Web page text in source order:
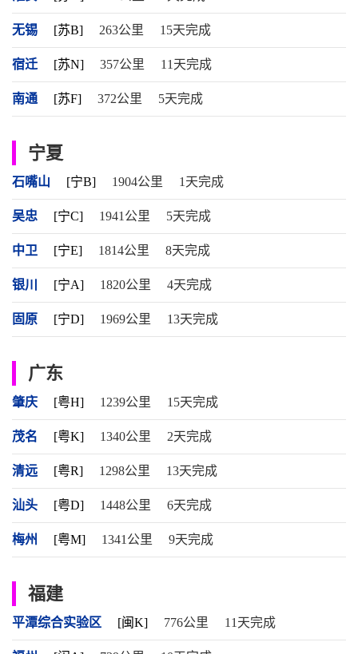
无锡 [苏B] 263公里 15天完成
宿迁 [苏N] 357公里 11天完成
南通 [苏F] 372公里 5天完成
宁夏
石嘴山 [宁B] 1904公里 1天完成
吴忠 [宁C] 1941公里 5天完成
中卫 [宁E] 1814公里 8天完成
银川 [宁A] 1820公里 4天完成
固原 [宁D] 1969公里 13天完成
广东
肇庆 [粤H] 1239公里 15天完成
茂名 [粤K] 1340公里 2天完成
清远 [粤R] 1298公里 13天完成
汕头 [粤D] 1448公里 6天完成
梅州 [粤M] 1341公里 9天完成
福建
平潭综合实验区 [闽K] 776公里 11天完成